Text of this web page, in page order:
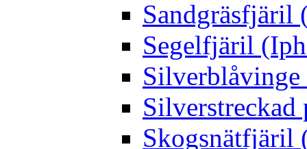
Sandgräsfjäril
Segelfjäril
Silverblåvinge
Skogsnätfjäril